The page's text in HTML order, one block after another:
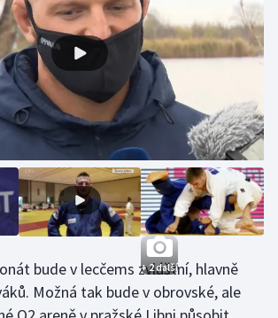
+ 2 další
bude v lecčems zvláštní, hlavně
Možná tak bude v obrovské, ale